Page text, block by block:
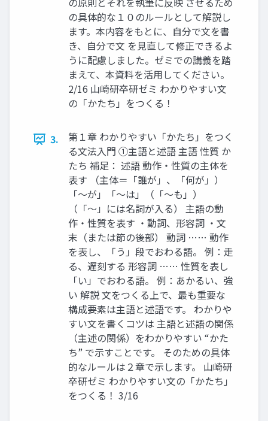
の具体的な１０のルールとして解説し
ます。本内容をもとに、自分で文を書
き、自分で文 を見直して修正できるよ
うに配慮しました。ゼミでの講義を踏
まえて、本資料を活用してください。
2/16 山崎研卒研ゼミ わかりやすい文
の「かたち」をつくる！
3.
第１章 わかりやすい「かたち」をつく
る文法入門 ①主語と述語 主語 性質 か
たち 補足： 述語 動作・性質の主体を
表す （主体＝「誰が」、「何が」）
「～が」「～は」（「～も」）
（「～」には名詞が入る） 主語の動
作・性質を表す ・動詞、形容詞 ・文
末（または節の後部） 動詞 …… 動作
を表し、「う」段でおわる語。 例：走
る、遅刻する 形容詞 …… 性質を表し
「い」でおわる語。 例：あかるい、強
い 解説 文をつくる上で、最も重要な
構成要素は主語と述語です。 わかりや
すい文を書くコツは 主語と述語の関係
（主述の関係）をわかりやすい “かた
ち” で示すことです。 そのための具体
的なルールは２章で示します。 山崎研
卒研ゼミ わかりやすい文の「かたち」
をつくる！ 3/16